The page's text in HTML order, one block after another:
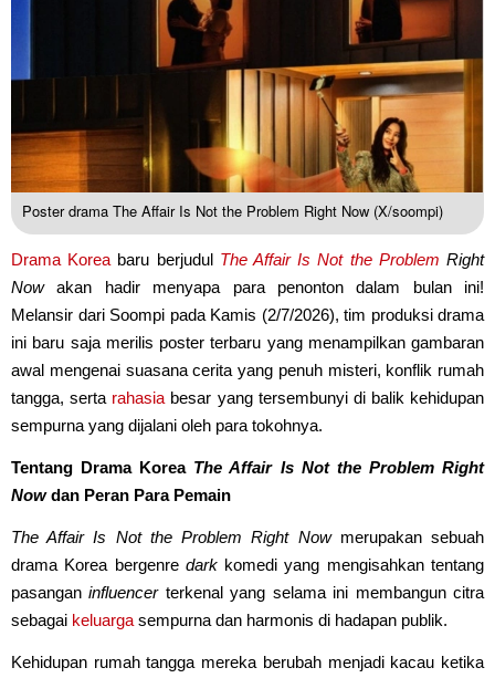
Poster drama The Affair Is Not the Problem Right Now (X/soompi)
Drama Korea baru berjudul The Affair Is Not the Problem Right
Nowakan hadir menyapa para penonton dalam bulan ini!
Melansir dari Soompi pada Kamis (2/7/2026), tim produksi drama
ini baru saja merilis poster terbaru yang menampilkan gambaran
awal mengenai suasana cerita yang penuh misteri, konflik rumah
tangga, serta rahasia besar yang tersembunyi di balik kehidupan
sempurna yang dijalani oleh para tokohnya.
Tentang Drama Korea The Affair Is Not the Problem Right
Nowdan Peran Para Pemain
The Affair Is Not the Problem Right Nowmerupakan sebuah
drama Korea bergenredarkkomedi yang mengisahkan tentang
pasanganinfluencerterkenal yang selama ini membangun citra
sebagai keluarga sempurna dan harmonis di hadapan publik.
Kehidupan rumah tangga mereka berubah menjadi kacau ketika